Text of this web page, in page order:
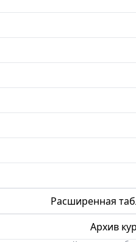
Расширенная
Архив